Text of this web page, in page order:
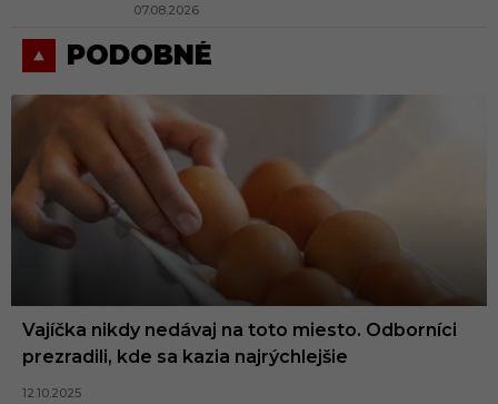
07.08.2026
PODOBNÉ
Vajíčka nikdy nedávaj na toto miesto. Odborníci
prezradili, kde sa kazia najrýchlejšie
12.10.2025